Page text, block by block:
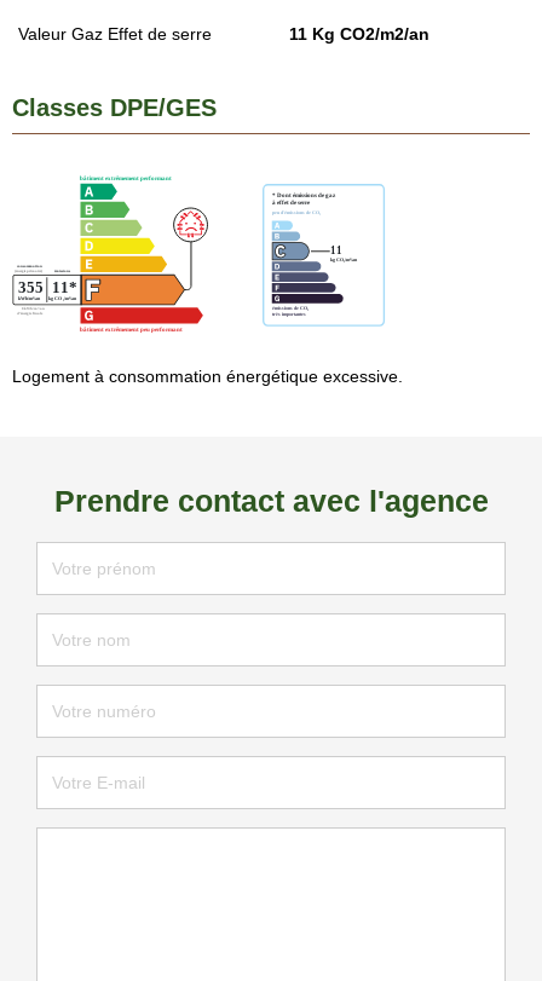
Valeur Gaz Effet de serre 11 Kg CO2/m2/an
Classes DPE/GES
Logement à consommation énergétique excessive.
Prendre contact avec l'agence